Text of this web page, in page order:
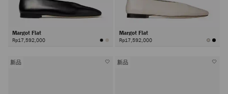
Margot Flat
Rp17,592,000
Margot Flat
Rp17,592,000
新品 新品